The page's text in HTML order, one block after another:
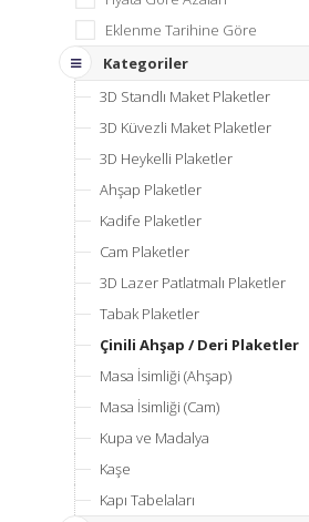
Eklenme Tarihine Göre
Kategoriler
3D Standlı Maket Plaketler
3D Küvezli Maket Plaketler
3D Heykelli Plaketler
Ahşap Plaketler
Kadife Plaketler
Cam Plaketler
3D Lazer Patlatmalı Plaketler
Tabak Plaketler
Çinili Ahşap / Deri Plaketler
Masa İsimliği (Ahşap)
Masa İsimliği (Cam)
Kupa ve Madalya
Kaşe
Kapı Tabelaları